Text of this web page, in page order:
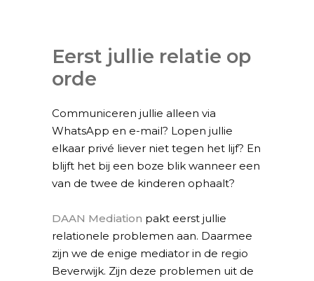
Eerst jullie relatie op
orde
Communiceren jullie alleen via
WhatsApp en e-mail? Lopen jullie
elkaar privé liever niet tegen het lijf? En
blijft het bij een boze blik wanneer een
van de twee de kinderen ophaalt?
DAAN Mediation pakt eerst jullie
relationele problemen aan. Daarmee
zijn we de enige mediator in de regio
Beverwijk. Zijn deze problemen uit de